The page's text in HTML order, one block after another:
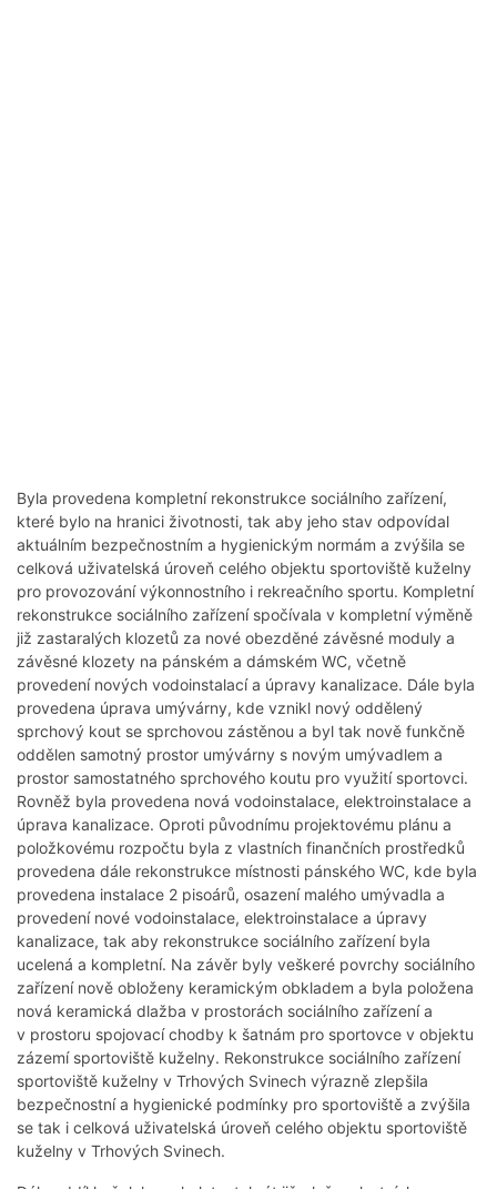
Byla provedena kompletní rekonstrukce sociálního zařízení,
které bylo na hranici životnosti, tak aby jeho stav odpovídal
aktuálním bezpečnostním a hygienickým normám a zvýšila se
celková uživatelská úroveň celého objektu sportoviště kuželny
pro provozování výkonnostního i rekreačního sportu. Kompletní
rekonstrukce sociálního zařízení spočívala v kompletní výměně
již zastaralých klozetů za nové obezděné závěsné moduly a
závěsné klozety na pánském a dámském WC, včetně
provedení nových vodoinstalací a úpravy kanalizace. Dále byla
provedena úprava umývárny, kde vznikl nový oddělený
sprchový kout se sprchovou zástěnou a byl tak nově funkčně
oddělen samotný prostor umývárny s novým umývadlem a
prostor samostatného sprchového koutu pro využití sportovci.
Rovněž byla provedena nová vodoinstalace, elektroinstalace a
úprava kanalizace. Oproti původnímu projektovému plánu a
položkovému rozpočtu byla z vlastních finančních prostředků
provedena dále rekonstrukce místnosti pánského WC, kde byla
provedena instalace 2 pisoárů, osazení malého umývadla a
provedení nové vodoinstalace, elektroinstalace a úpravy
kanalizace, tak aby rekonstrukce sociálního zařízení byla
ucelená a kompletní. Na závěr byly veškeré povrchy sociálního
zařízení nově obloženy keramickým obkladem a byla položena
nová keramická dlažba v prostorách sociálního zařízení a
v prostoru spojovací chodby k šatnám pro sportovce v objektu
zázemí sportoviště kuželny. Rekonstrukce sociálního zařízení
sportoviště kuželny v Trhových Svinech výrazně zlepšila
bezpečnostní a hygienické podmínky pro sportoviště a zvýšila
se tak i celková uživatelská úroveň celého objektu sportoviště
kuželny v Trhových Svinech.